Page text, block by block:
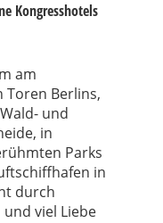
Kongresshotels
am
Toren Berlins,
und
in
Parks
in
durch
viel Liebe